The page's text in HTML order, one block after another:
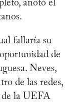
anotó el
fallaría su
de
Neves,
de las redes,
de la UEFA